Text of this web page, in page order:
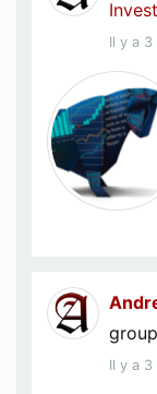
Il y a 3
Il y a 3